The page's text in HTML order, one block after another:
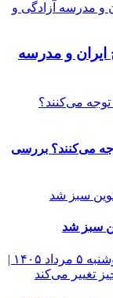
ایران و مدرسه
می‌کنند؟ بررسی
سبز شد